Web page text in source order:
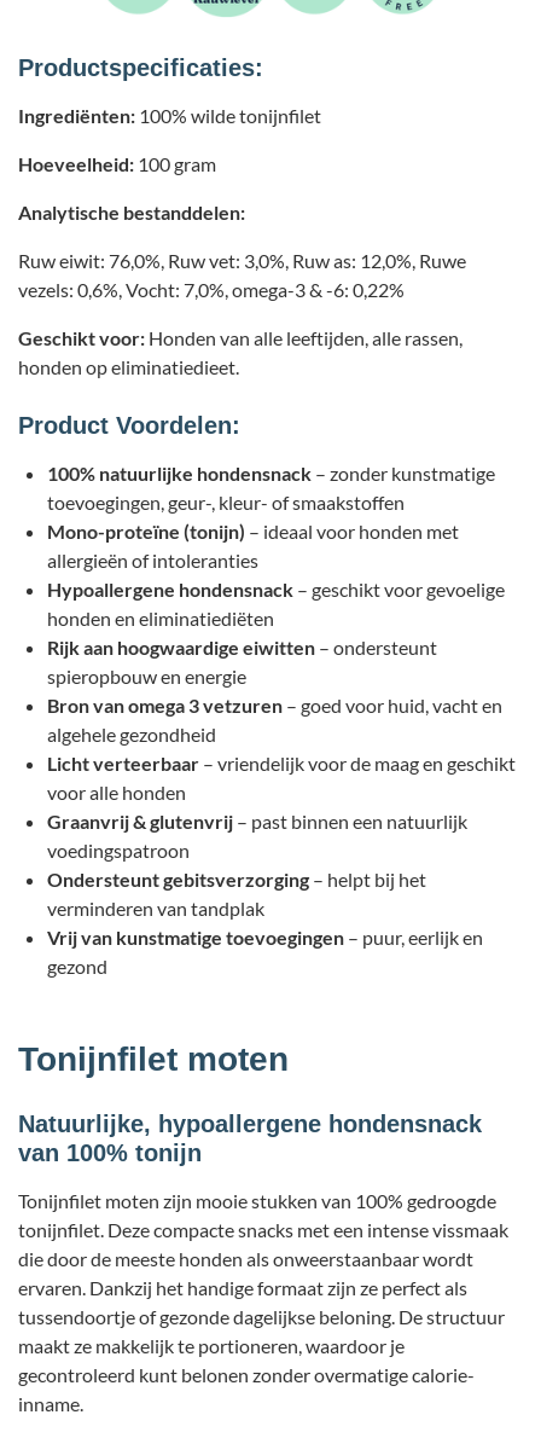
Productspecificaties:
Ingrediënten: 100% wilde tonijnfilet
Hoeveelheid: 100 gram
Analytische bestanddelen:
Ruw eiwit: 76,0%, Ruw vet: 3,0%, Ruw as: 12,0%, Ruwe
vezels: 0,6%, Vocht: 7,0%, omega-3 & -6: 0,22%
Geschikt voor: Honden van alle leeftijden, alle rassen,
honden op eliminatiedieet.
Product Voordelen:
100% natuurlijke hondensnack – zonder kunstmatige
toevoegingen, geur-, kleur- of smaakstoffen
Mono-proteïne (tonijn) – ideaal voor honden met
allergieën of intoleranties
Hypoallergene hondensnack – geschikt voor gevoelige
honden en eliminatiediëten
Rijk aan hoogwaardige eiwitten – ondersteunt
spieropbouw en energie
Bron van omega 3 vetzuren – goed voor huid, vacht en
algehele gezondheid
Licht verteerbaar – vriendelijk voor de maag en geschikt
voor alle honden
Graanvrij & glutenvrij – past binnen een natuurlijk
voedingspatroon
Ondersteunt gebitsverzorging – helpt bij het
verminderen van tandplak
Vrij van kunstmatige toevoegingen – puur, eerlijk en
gezond
Tonijnfilet moten
Natuurlijke, hypoallergene hondensnack
van 100% tonijn
Tonijnfilet moten zijn mooie stukken van 100% gedroogde
tonijnfilet. Deze compacte snacks met een intense vissmaak
die door de meeste honden als onweerstaanbaar wordt
ervaren. Dankzij het handige formaat zijn ze perfect als
tussendoortje of gezonde dagelijkse beloning. De structuur
maakt ze makkelijk te portioneren, waardoor je
gecontroleerd kunt belonen zonder overmatige calorie-
inname.